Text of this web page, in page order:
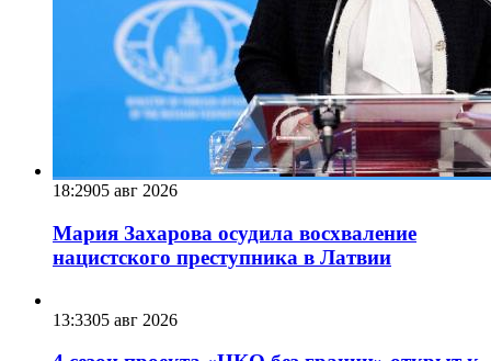
18:2905 авг 2026
Мария Захарова осудила восхваление
нацистского преступника в Латвии
13:3305 авг 2026